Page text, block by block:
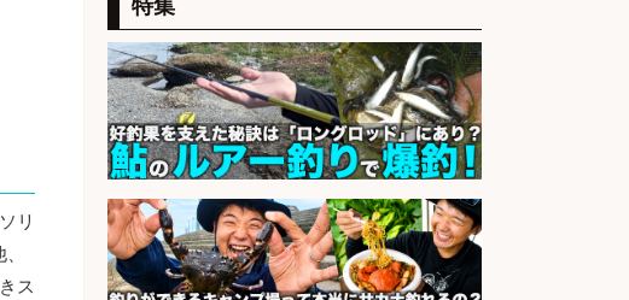
リ
ス
レジ打ち/日払いOK/おさかなの三枚
おろし/新潟県/小千谷市
会社名 株式会社G&G
sponsored by 求人ボックス
精肉・青果・鮮魚販売/「志布志
市」「時給1,150円〜」志布志駅か
ら車5分/お魚のカットや商品の陳列
特集